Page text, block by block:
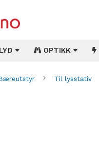
OPTIKK
Til lysstativ